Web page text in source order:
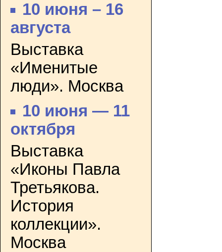
10 июня – 16
августа
Выставка
«Именитые
люди». Москва
10 июня — 11
октября
Выставка
«Иконы Павла
Третьякова.
История
коллекции».
Москва